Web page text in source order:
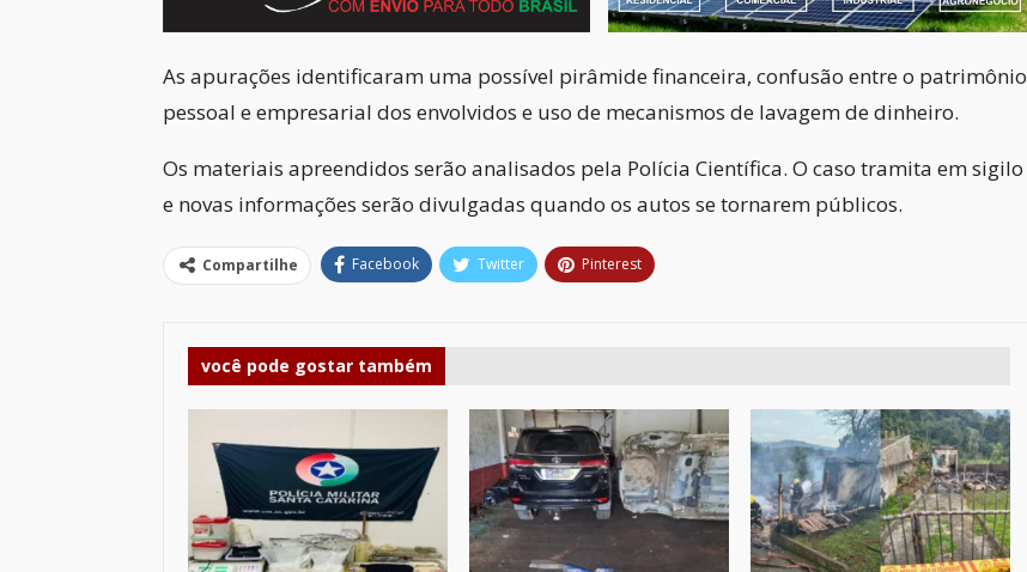
As apurações identificaram uma possível pirâmide financeira, confusão entre o patrimônio
pessoal e empresarial dos envolvidos e uso de mecanismos de lavagem de dinheiro.
Os materiais apreendidos serão analisados pela Polícia Científica. O caso tramita em sigilo
e novas informações serão divulgadas quando os autos se tornarem públicos.
Compartilhe Facebook Twitter Pinterest
você pode gostar também